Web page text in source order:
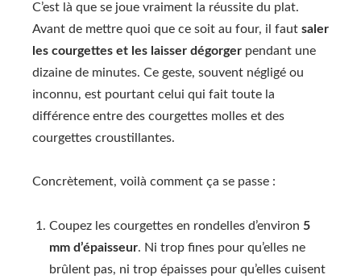
C’est là que se joue vraiment la réussite du plat.
Avant de mettre quoi que ce soit au four, il faut saler
les courgettes et les laisser dégorger pendant une
dizaine de minutes. Ce geste, souvent négligé ou
inconnu, est pourtant celui qui fait toute la
différence entre des courgettes molles et des
courgettes croustillantes.
Concrètement, voilà comment ça se passe :
Coupez les courgettes en rondelles d’environ 5
mm d’épaisseur. Ni trop fines pour qu’elles ne
brûlent pas, ni trop épaisses pour qu’elles cuisent